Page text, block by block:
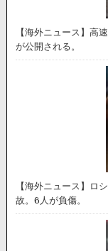
【海外ニュース】高
が公開される。
【海外ニュース】ロ
故。6人が負傷。